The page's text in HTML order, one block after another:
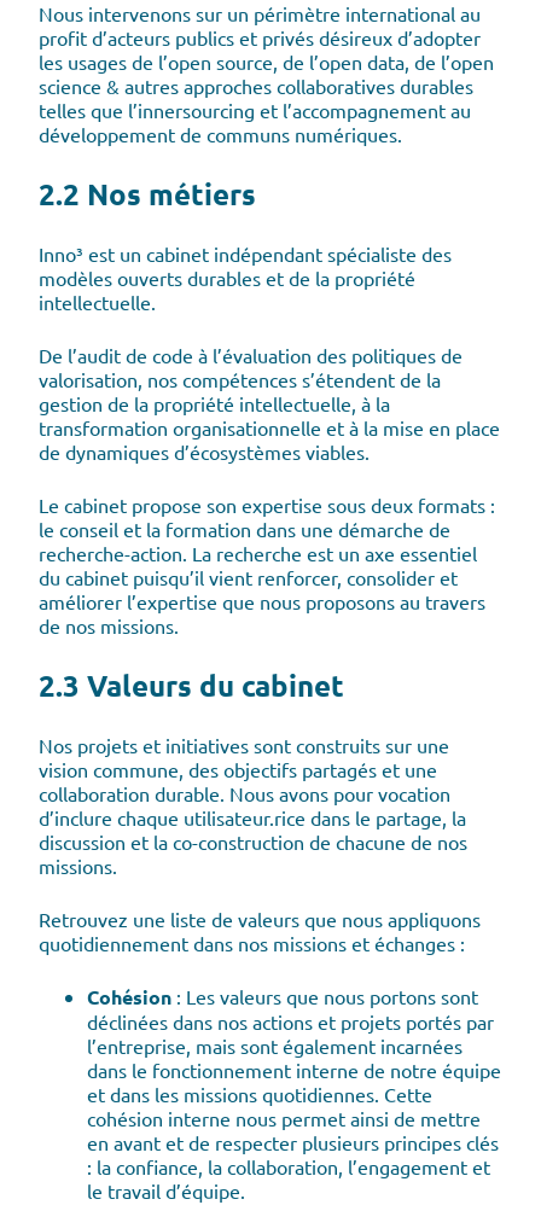
Nous intervenons sur un périmètre international au
profit d’acteurs publics et privés désireux d’adopter
les usages de l’open source, de l’open data, de l’open
science & autres approches collaboratives durables
telles que l’innersourcing et l’accompagnement au
développement de communs numériques.
2.2 Nos métiers
Inno³ est un cabinet indépendant spécialiste des
modèles ouverts durables et de la propriété
intellectuelle.
De l’audit de code à l’évaluation des politiques de
valorisation, nos compétences s’étendent de la
gestion de la propriété intellectuelle, à la
transformation organisationnelle et à la mise en place
de dynamiques d’écosystèmes viables.
Le cabinet propose son expertise sous deux formats :
le conseil et la formation dans une démarche de
recherche-action. La recherche est un axe essentiel
du cabinet puisqu’il vient renforcer, consolider et
améliorer l’expertise que nous proposons au travers
de nos missions.
2.3 Valeurs du cabinet
Nos projets et initiatives sont construits sur une
vision commune, des objectifs partagés et une
collaboration durable. Nous avons pour vocation
d’inclure chaque utilisateur.rice dans le partage, la
discussion et la co-construction de chacune de nos
missions.
Retrouvez une liste de valeurs que nous appliquons
quotidiennement dans nos missions et échanges :
Cohésion : Les valeurs que nous portons sont
déclinées dans nos actions et projets portés par
l’entreprise, mais sont également incarnées
dans le fonctionnement interne de notre équipe
et dans les missions quotidiennes. Cette
cohésion interne nous permet ainsi de mettre
en avant et de respecter plusieurs principes clés
: la confiance, la collaboration, l’engagement et
le travail d’équipe.